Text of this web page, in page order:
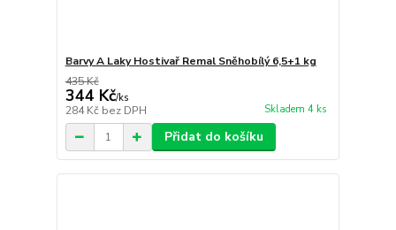
Barvy A Laky Hostivař Remal Sněhobílý 6,5+1 kg
435 Kč
344 Kč/ks
284 Kč bez DPH Skladem 4 ks
Přidat do košíku